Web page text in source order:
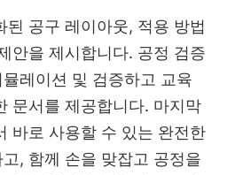
된 공구 레이아웃, 적용 방법
안을 제시합니다. 공정 검증
레이션 및 검증하고 교육
문서를 제공합니다. 마지막
바로 사용할 수 있는 완전한
, 함께 손을 맞잡고 공정을